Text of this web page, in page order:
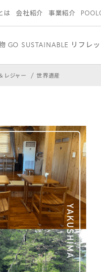
は 会社紹介 事業紹介
GO SUSTAINABLE リフレ
レジャー 世界遺産